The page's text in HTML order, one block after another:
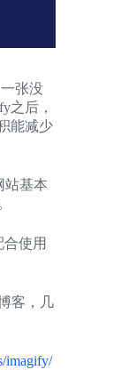
张没
之后，
能减少
站基本
使用
客，几
imagify/